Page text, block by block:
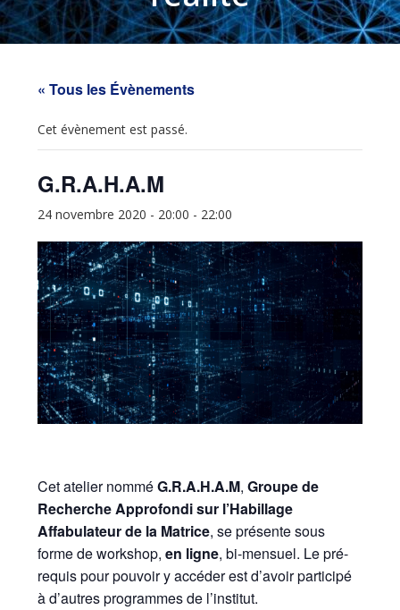
« Tous les Évènements
Cet évènement est passé.
G.R.A.H.A.M
24 novembre 2020 - 20:00 - 22:00
Cet atelier nomméG.R.A.H.A.M,Groupe de
Recherche Approfondi sur l’Habillage
Affabulateur de la Matrice, se présente sous
forme de workshop,en ligne, bi-mensuel. Le pré-
requis pour pouvoir y accéder est d’avoir participé
à d’autres programmes de l’institut.